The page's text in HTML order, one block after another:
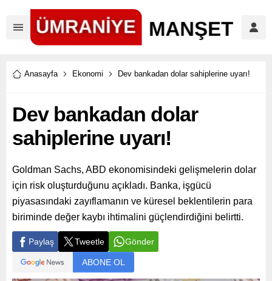
Anasayfa Ekonomi Dev bankadan dolar sahiplerine uyarı!
Dev bankadan dolar
sahiplerine uyarı!
Goldman Sachs, ABD ekonomisindeki gelişmelerin dolar
için risk oluşturduğunu açıkladı. Banka, işgücü
piyasasındaki zayıflamanın ve küresel beklentilerin para
biriminde değer kaybı ihtimalini güçlendirdiğini belirtti.
Paylaş Tweetle Gönder
ABONE OL